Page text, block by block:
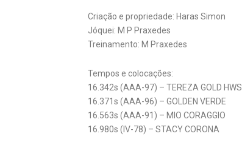
Criação e propriedade: Haras Simon
Jóquei: M P Praxedes
Treinamento: M Praxedes
Tempos e colocações:
16.342s (AAA-97) – TEREZA GOLD HWS
16.371s (AAA-96) – GOLDEN VERDE
16.563s (AAA-91) – MIO CORAGGIO
16.980s (IV-78) – STACY CORONA